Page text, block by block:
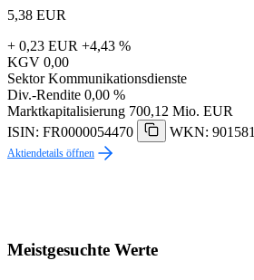
5,38 EUR
+ 0,23 EUR +4,43 %
KGV 0,00
Sektor Kommunikationsdienste
Div.-Rendite 0,00 %
Marktkapitalisierung 700,12 Mio. EUR
ISIN: FR0000054470
WKN: 901581
Aktiendetails öffnen
Meistgesuchte Werte